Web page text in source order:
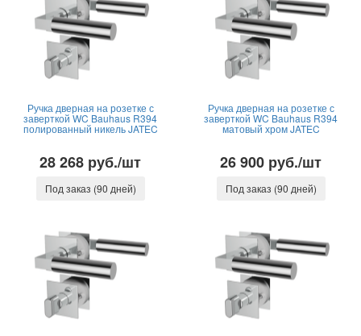
Ручка дверная на розетке с
заверткой WC Bauhaus R394
полированный никель JATEC
28 268 руб./шт
Под заказ (90 дней)
Ручка дверная на розетке с
заверткой WC Bauhaus R394
матовый хром JATEC
26 900 руб./шт
Под заказ (90 дней)